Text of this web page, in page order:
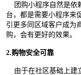
团购小程序自然是依
台，都是需要小程序来
引更多同区域客户成为
购，会有更好的效果。
2.购物安全可靠
由于在社区基础上建